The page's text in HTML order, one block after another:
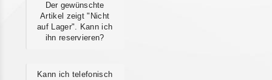
Der gewünschte
Artikel zeigt "Nicht
auf Lager". Kann ich
ihn reservieren?
Kann ich telefonisch